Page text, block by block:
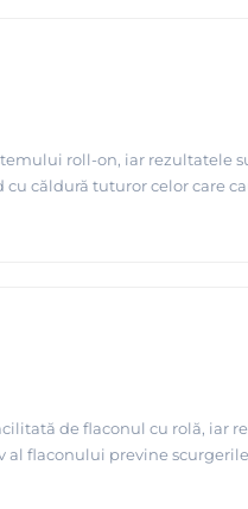
roll-on, iar rezultatele
căldură tuturor celor care
de flaconul cu rolă, iar
flaconului previne